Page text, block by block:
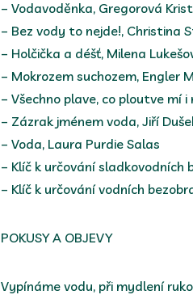
– Vodavoděnka, Gregorová
– Bez vody to nejde!, Christina
– Holčička a déšť, Milena
– Mokrozem suchozem, Engler
– Všechno plave, co ploutve mí
– Zázrak jménem voda, Jiří
– Voda, Laura Purdie Salas
– Klíč k určování sladkovodních
– Klíč k určování vodních
POKUSY A OBJEVY
Vypínáme vodu, při mydlení